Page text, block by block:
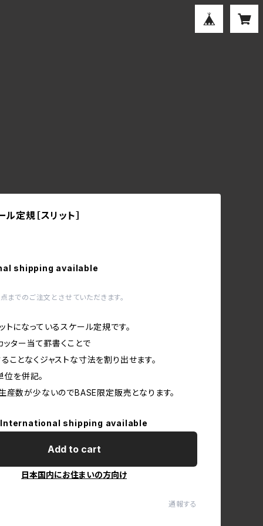
定規［スリット］
shipping available
までのご注文とさせていただきます。
トになっているスケール定規です。
ッター当て罫書くことで
ことなくジャストな寸法を割り出せます。
を併記。
産数が少ないのでBASE限定販売となります。
International shipping available
Add to cart
日本国内にお住まいの方向け
通報する